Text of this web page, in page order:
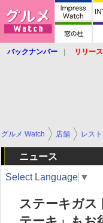
バックナンバー リリー
グルメ Watch 店舗 レス
ニュース
Select Language ▼
ステーキガス